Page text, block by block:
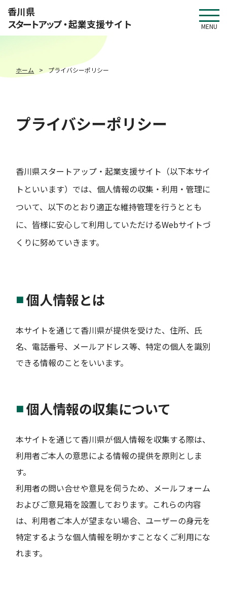
香川県
スタートアップ・起業支援サイト MENU
ホーム プライバシーポリシー
プライバシーポリシー
香川県スタートアップ・起業支援サイト（以下本サイ
トといいます）では、個人情報の収集・利用・管理に
ついて、以下のとおり適正な維持管理を行うととも
に、皆様に安心して利用していただけるWebサイトづ
くりに努めていきます。
個人情報とは
本サイトを通じて香川県が提供を受けた、住所、氏
名、電話番号、メールアドレス等、特定の個人を識別
できる情報のことをいいます。
個人情報の収集について
本サイトを通じて香川県が個人情報を収集する際は、
利用者ご本人の意思による情報の提供を原則としま
す。
利用者の問い合せや意見を伺うため、メールフォーム
およびご意見箱を設置しております。これらの内容
は、利用者ご本人が望まない場合、ユーザーの身元を
特定するような個人情報を明かすことなくご利用にな
れます。